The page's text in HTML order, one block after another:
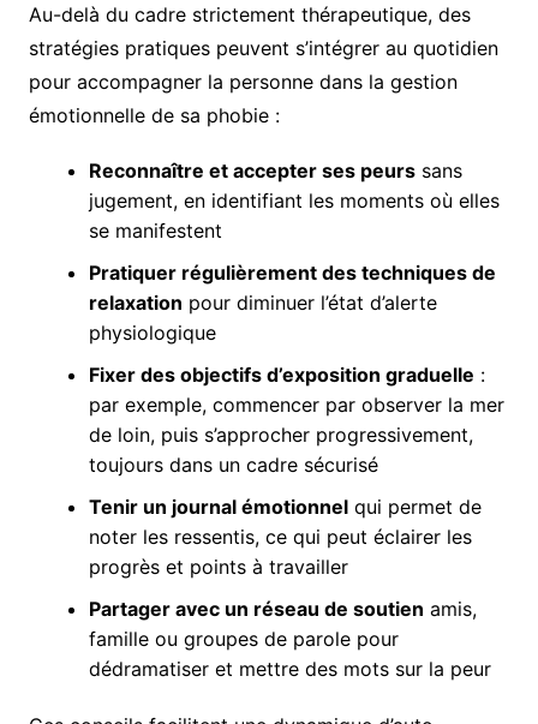
Au-delà du cadre strictement thérapeutique, des
stratégies pratiques peuvent s’intégrer au quotidien
pour accompagner la personne dans la gestion
émotionnelle de sa phobie :
Reconnaître et accepter ses peurssans
jugement, en identifiant les moments où elles
se manifestent
Pratiquer régulièrement des techniques de
relaxation pour diminuer l’état d’alerte
physiologique
Fixer des objectifs d’exposition graduelle :
par exemple, commencer par observer la mer
de loin, puis s’approcher progressivement,
toujours dans un cadre sécurisé
Tenir un journal émotionnelqui permet de
noter les ressentis, ce qui peut éclairer les
progrès et points à travailler
Partager avec un réseau de soutien amis,
famille ou groupes de parole pour
dédramatiser et mettre des mots sur la peur